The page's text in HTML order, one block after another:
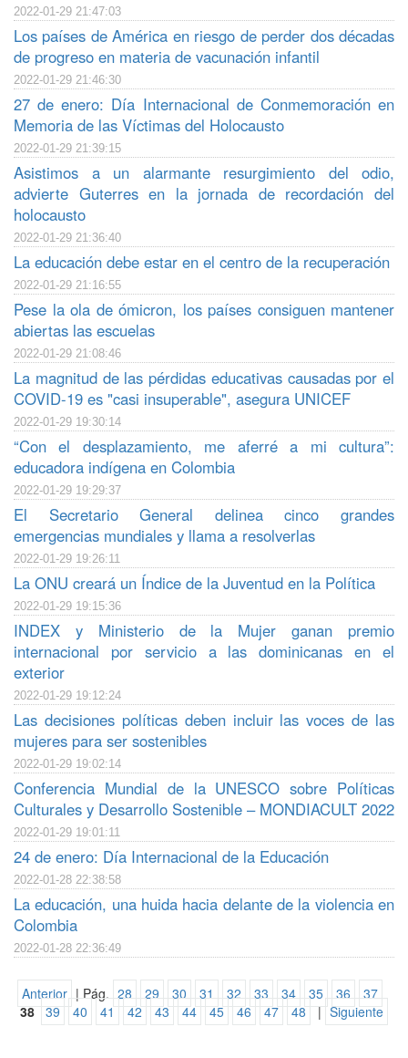
2022-01-29 21:47:03
Los países de América en riesgo de perder dos décadas
de progreso en materia de vacunación infantil
2022-01-29 21:46:30
27 de enero: Día Internacional de Conmemoración en
Memoria de las Víctimas del Holocausto
2022-01-29 21:39:15
Asistimos a un alarmante resurgimiento del odio,
advierte Guterres en la jornada de recordación del
holocausto
2022-01-29 21:36:40
La educación debe estar en el centro de la recuperación
2022-01-29 21:16:55
Pese la ola de ómicron, los países consiguen mantener
abiertas las escuelas
2022-01-29 21:08:46
La magnitud de las pérdidas educativas causadas por el
COVID-19 es "casi insuperable", asegura UNICEF
2022-01-29 19:30:14
“Con el desplazamiento, me aferré a mi cultura”:
educadora indígena en Colombia
2022-01-29 19:29:37
El Secretario General delinea cinco grandes
emergencias mundiales y llama a resolverlas
2022-01-29 19:26:11
La ONU creará un Índice de la Juventud en la Política
2022-01-29 19:15:36
INDEX y Ministerio de la Mujer ganan premio
internacional por servicio a las dominicanas en el
exterior
2022-01-29 19:12:24
Las decisiones políticas deben incluir las voces de las
mujeres para ser sostenibles
2022-01-29 19:02:14
Conferencia Mundial de la UNESCO sobre Políticas
Culturales y Desarrollo Sostenible – MONDIACULT 2022
2022-01-29 19:01:11
24 de enero: Día Internacional de la Educación
2022-01-28 22:38:58
La educación, una huida hacia delante de la violencia en
Colombia
2022-01-28 22:36:49
Anterior | Pág. 28 29 30 31 32 33 34 35 36
37
38 39 40 41 42 43 44 45 46 47 48 | Siguiente